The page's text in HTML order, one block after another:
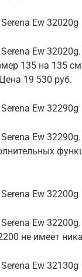
Ew 32020g
Ew
135 на 135
19 530 руб.
Ew 32290g
Ew
Ew 32200g
Ew
не имеет
Ew 32130g